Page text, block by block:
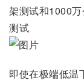
架测试和1000
测试
即使在极端低温